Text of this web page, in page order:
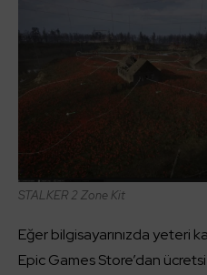
STALKER 2 Zone Kit
Eğer bilgisayarınızda yeteri
Epic Games Store’dan